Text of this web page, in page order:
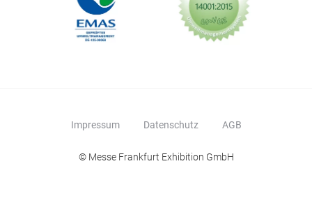
Impressum Datenschutz AGB
© Messe Frankfurt Exhibition GmbH